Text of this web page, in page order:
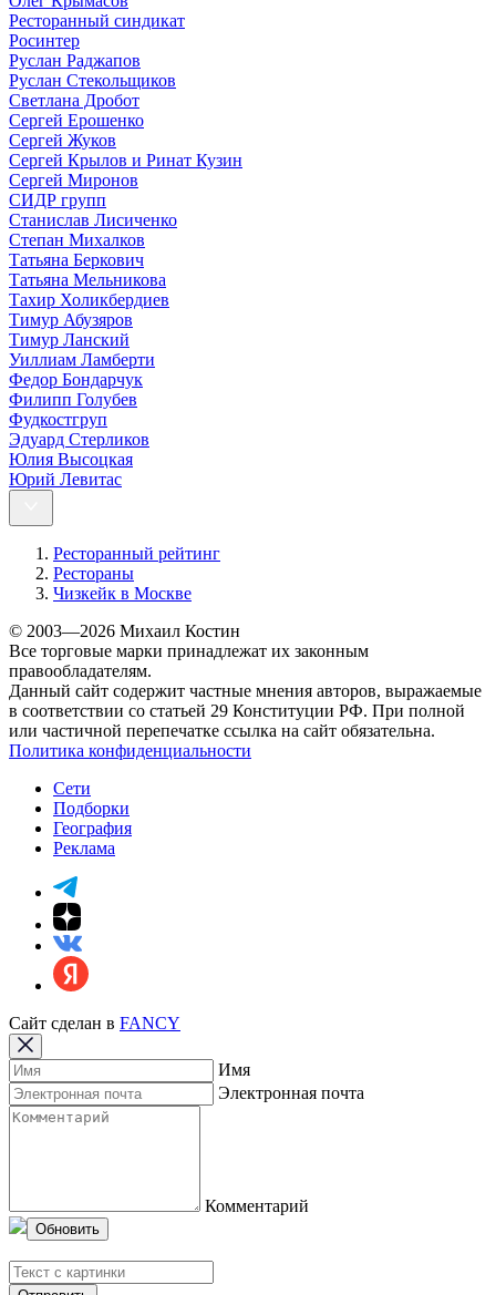
Ресторанный синдикат
Росинтер
Руслан Раджапов
Руслан Стекольщиков
Светлана Дробот
Сергей Ерошенко
Сергей Жуков
Сергей Крылов и Ринат Кузин
Сергей Миронов
СИДР групп
Станислав Лисиченко
Степан Михалков
Татьяна Беркович
Татьяна Мельникова
Тахир Холикбердиев
Тимур Абузяров
Тимур Ланский
Уиллиам Ламберти
Федор Бондарчук
Филипп Голубев
Фудкостгруп
Эдуард Стерликов
Юлия Высоцкая
Юрий Левитас
Ресторанный рейтинг
Рестораны
Чизкейк в Москве
© 2003—2026 Михаил Костин
Все торговые марки принадлежат их законным
правообладателям.
Данный сайт содержит частные мнения авторов, выражаемые
в соответствии со статьей 29 Конституции РФ. При полной
или частичной перепечатке ссылка на сайт обязательна.
Политика конфиденциальности
Сети
Подборки
География
Реклама
Сайт сделан в FANCY
Имя
Электронная почта
Комментарий
Обновить